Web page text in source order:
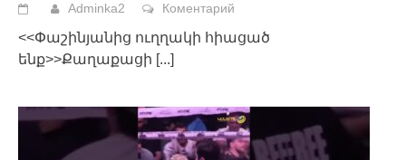
Adminka2 Коментарий
<<Փաշինյանից ուղղակի հիացած
ենք>>Քաղաքացի [...]